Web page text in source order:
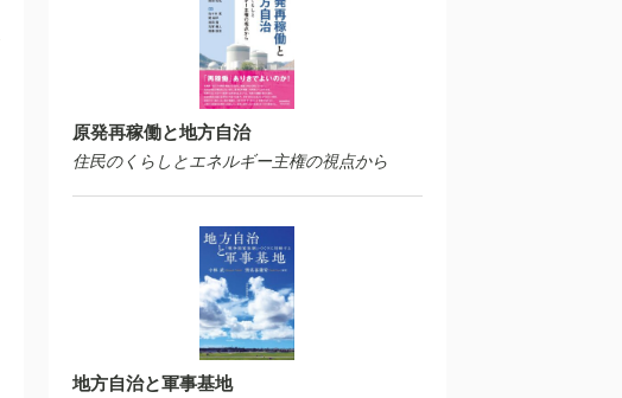
原発再稼働と地方自治
住民のくらしとエネルギー主権の視点から
地方自治と軍事基地